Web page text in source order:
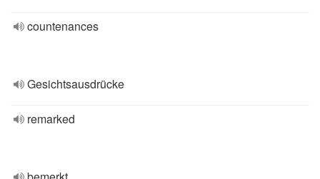
countenances
Gesichtsausdrücke
remarked